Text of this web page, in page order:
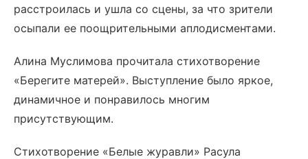
расстроилась и ушла со сцены, за что зрители
осыпали ее поощрительными аплодисментами.
Алина Муслимова прочитала стихотворение
«Берегите матерей». Выступление было яркое,
динамичное и понравилось многим
присутствующим.
Стихотворение «Белые журавли» Расула